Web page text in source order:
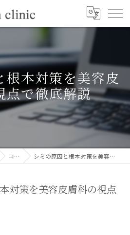
根本対策を美容皮
点で徹底解説
コラム シミの原因と根本対策を美容皮膚科の視点で徹底解説
対策を美容皮膚科の視点